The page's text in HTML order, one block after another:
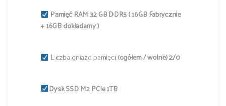
Pamięć RAM: 32 GBDDR5 ( 16GB Fabrycznie
+ 16GB dokładamy )
Liczba gniazd pamięci (ogółem / wolne) 2/0
Dysk SSD M.2 PCIe 1TB